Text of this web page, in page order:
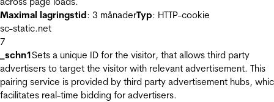
Maximal lagringstid: 3 månaderTyp: HTTP-cookie
sc-static.net
7
_schn1Sets a unique ID for the visitor, that allows third party
advertisers to target the visitor with relevant advertisement. This
pairing service is provided by third party advertisement hubs,
facilitates real-time bidding for advertisers.